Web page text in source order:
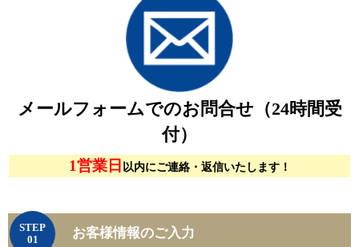
メールフォームでのお問合せ（24時間受
付）
1営業日 以内にご連絡・返信いたします！
STEP
01
お客様情報のご入力